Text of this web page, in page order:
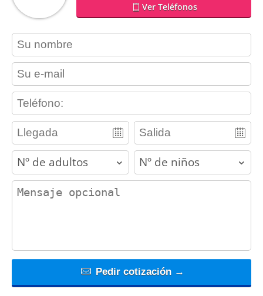
Ver Teléfonos
contact_name
contact_email
contact_phone
adults children
contact_message
Pedir cotización →